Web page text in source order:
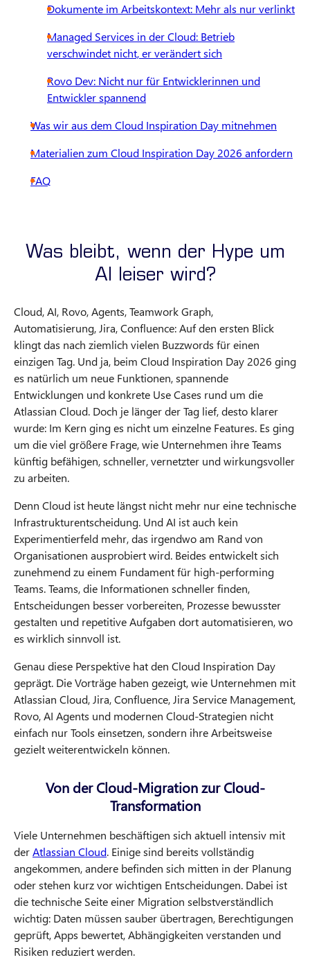
Dokumente im Arbeitskontext: Mehr als nur verlinkt
Managed Services in der Cloud: Betrieb
verschwindet nicht, er verändert sich
Rovo Dev: Nicht nur für Entwicklerinnen und
Entwickler spannend
Was wir aus dem Cloud Inspiration Day mitnehmen
Materialien zum Cloud Inspiration Day 2026 anfordern
FAQ
Was bleibt, wenn der Hype um
AI leiser wird?
Cloud, AI, Rovo, Agents, Teamwork Graph,
Automatisierung, Jira, Confluence: Auf den ersten Blick
klingt das nach ziemlich vielen Buzzwords für einen
einzigen Tag. Und ja, beim Cloud Inspiration Day 2026 ging
es natürlich um neue Funktionen, spannende
Entwicklungen und konkrete Use Cases rund um die
Atlassian Cloud. Doch je länger der Tag lief, desto klarer
wurde: Im Kern ging es nicht um einzelne Features. Es ging
um die viel größere Frage, wie Unternehmen ihre Teams
künftig befähigen, schneller, vernetzter und wirkungsvoller
zu arbeiten.
Denn Cloud ist heute längst nicht mehr nur eine technische
Infrastrukturentscheidung. Und AI ist auch kein
Experimentierfeld mehr, das irgendwo am Rand von
Organisationen ausprobiert wird. Beides entwickelt sich
zunehmend zu einem Fundament für high-performing
Teams. Teams, die Informationen schneller finden,
Entscheidungen besser vorbereiten, Prozesse bewusster
gestalten und repetitive Aufgaben dort automatisieren, wo
es wirklich sinnvoll ist.
Genau diese Perspektive hat den Cloud Inspiration Day
geprägt. Die Vorträge haben gezeigt, wie Unternehmen mit
Atlassian Cloud, Jira, Confluence, Jira Service Management,
Rovo, AI Agents und modernen Cloud-Strategien nicht
einfach nur Tools einsetzen, sondern ihre Arbeitsweise
gezielt weiterentwickeln können.
Von der Cloud-Migration zur Cloud-
Transformation
Viele Unternehmen beschäftigen sich aktuell intensiv mit
derAtlassian Cloud. Einige sind bereits vollständig
angekommen, andere befinden sich mitten in der Planung
oder stehen kurz vor wichtigen Entscheidungen. Dabei ist
die technische Seite einer Migration selbstverständlich
wichtig: Daten müssen sauber übertragen, Berechtigungen
geprüft, Apps bewertet, Abhängigkeiten verstanden und
Risiken reduziert werden.